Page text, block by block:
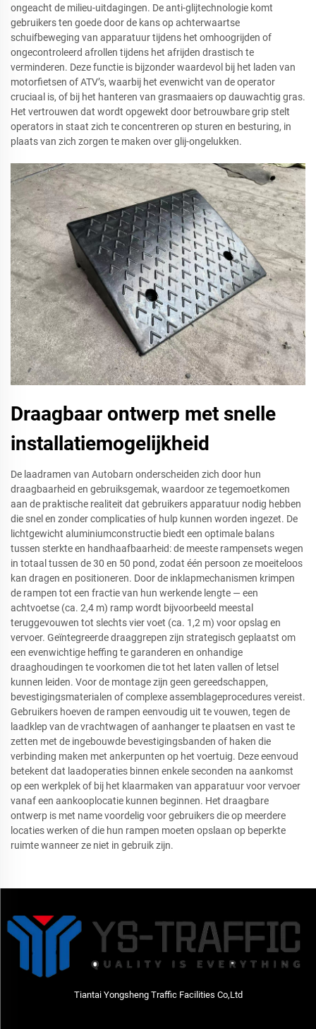
ongeacht de milieu-uitdagingen. De anti-glijtechnologie komt
gebruikers ten goede door de kans op achterwaartse
schuifbeweging van apparatuur tijdens het omhoogrijden of
ongecontroleerd afrollen tijdens het afrijden drastisch te
verminderen. Deze functie is bijzonder waardevol bij het laden van
motorfietsen of ATV’s, waarbij het evenwicht van de operator
cruciaal is, of bij het hanteren van grasmaaiers op dauwachtig gras.
Het vertrouwen dat wordt opgewekt door betrouwbare grip stelt
operators in staat zich te concentreren op sturen en besturing, in
plaats van zich zorgen te maken over glij-ongelukken.
Draagbaar ontwerp met snelle
installatiemogelijkheid
De laadramen van Autobarn onderscheiden zich door hun
draagbaarheid en gebruiksgemak, waardoor ze tegemoetkomen
aan de praktische realiteit dat gebruikers apparatuur nodig hebben
die snel en zonder complicaties of hulp kunnen worden ingezet. De
lichtgewicht aluminiumconstructie biedt een optimale balans
tussen sterkte en handhaafbaarheid: de meeste rampensets wegen
in totaal tussen de 30 en 50 pond, zodat één persoon ze moeiteloos
kan dragen en positioneren. Door de inklapmechanismen krimpen
de rampen tot een fractie van hun werkende lengte — een
achtvoetse (ca. 2,4 m) ramp wordt bijvoorbeeld meestal
teruggevouwen tot slechts vier voet (ca. 1,2 m) voor opslag en
vervoer. Geïntegreerde draaggrepen zijn strategisch geplaatst om
een evenwichtige heffing te garanderen en onhandige
draaghoudingen te voorkomen die tot het laten vallen of letsel
kunnen leiden. Voor de montage zijn geen gereedschappen,
bevestigingsmaterialen of complexe assemblageprocedures vereist.
Gebruikers hoeven de rampen eenvoudig uit te vouwen, tegen de
laadklep van de vrachtwagen of aanhanger te plaatsen en vast te
zetten met de ingebouwde bevestigingsbanden of haken die
verbinding maken met ankerpunten op het voertuig. Deze eenvoud
betekent dat laadoperaties binnen enkele seconden na aankomst
op een werkplek of bij het klaarmaken van apparatuur voor vervoer
vanaf een aankooplocatie kunnen beginnen. Het draagbare
ontwerp is met name voordelig voor gebruikers die op meerdere
locaties werken of die hun rampen moeten opslaan op beperkte
ruimte wanneer ze niet in gebruik zijn.
Tiantai Yongsheng Traffic Facilities Co,Ltd